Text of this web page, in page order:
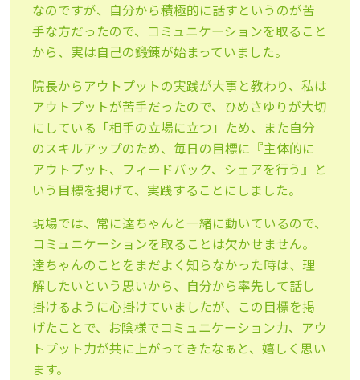
なのですが、自分から積極的に話すというのが苦
手な方だったので、コミュニケーションを取ること
から、実は自己の鍛錬が始まっていました。
院長からアウトプットの実践が大事と教わり、私は
アウトプットが苦手だったので、ひめさゆりが大切
にしている「相手の立場に立つ」ため、また自分
のスキルアップのため、毎日の目標に『主体的に
アウトプット、フィードバック、シェアを行う』と
いう目標を掲げて、実践することにしました。
現場では、常に達ちゃんと一緒に動いているので、
コミュニケーションを取ることは欠かせません。
達ちゃんのことをまだよく知らなかった時は、理
解したいという思いから、自分から率先して話し
掛けるように心掛けていましたが、この目標を掲
げたことで、お陰様でコミュニケーション力、アウ
トプット力が共に上がってきたなぁと、嬉しく思い
ます。